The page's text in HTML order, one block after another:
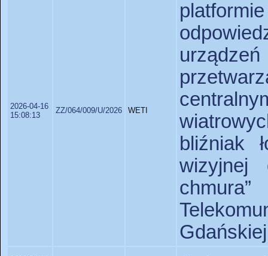
2026-04-16
15:08:13
ZZ/064/009/U/2026 WETI
bliźniak
wizyjnej